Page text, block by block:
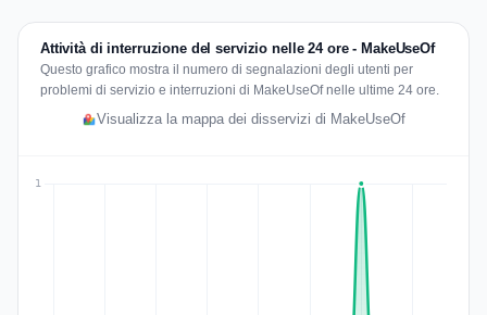
Attività di interruzione del servizio nelle 24 ore - MakeUseOf
Questo grafico mostra il numero di segnalazioni degli utenti per
problemi di servizio e interruzioni di MakeUseOf nelle ultime 24 ore.
Visualizza la mappa dei disservizi di MakeUseOf